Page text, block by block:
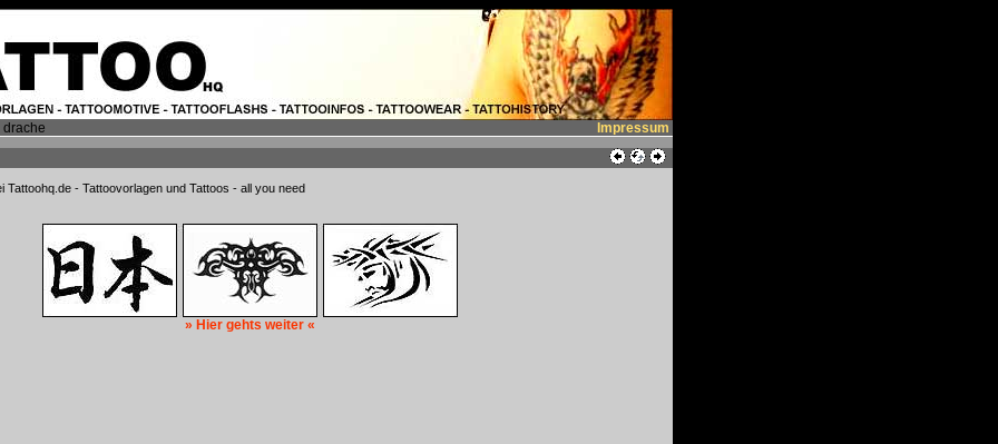
Impressum
Tattoohq.de - Tattoovorlagen und Tattoos - all you need
» Hier gehts weiter «